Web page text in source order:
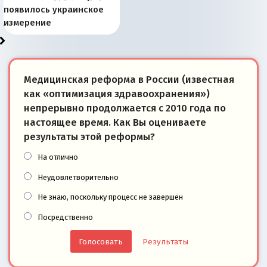
Запада рассказала о
«переобувании» хозяев
перемены: 15 шагов к
суверенной экономике
Европы
сбрасывать балласт
Анкориджа
года: первые уступки во
внутренней политике
сегодня
Варшаве не поможет её
отношениям с Россией?
современной истории
Южной Осетии
появилось украинское
измерение
Медицинская реформа в России (известная
как «оптимизация здравоохранения»)
непрерывно продолжается с 2010 года по
настоящее время. Как Вы оцениваете
результаты этой реформы?
На отлично
Неудовлетворительно
Не знаю, поскольку процесс не завершён
Посредственно
Результаты